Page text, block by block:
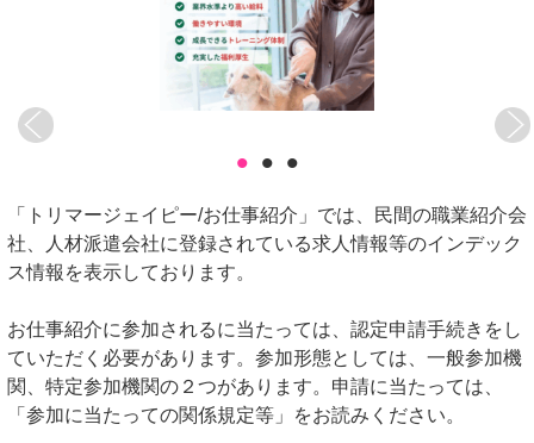
• • •
「トリマージェイピー/お仕事紹介」では、民間の職業紹介会
社、人材派遣会社に登録されている求人情報等のインデック
ス情報を表示しております。
お仕事紹介に参加されるに当たっては、認定申請手続きをし
ていただく必要があります。参加形態としては、一般参加機
関、特定参加機関の２つがあります。申請に当たっては、
「参加に当たっての関係規定等」をお読みください。